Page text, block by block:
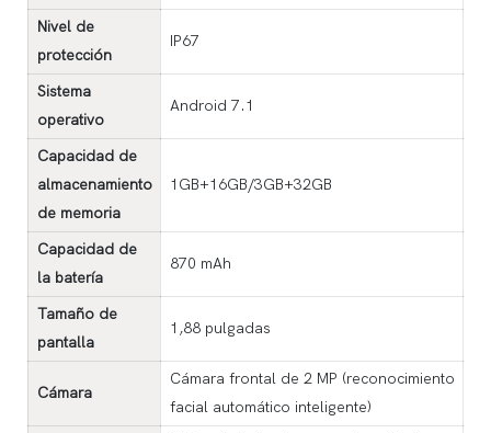
Nivel de
protección
IP67
Sistema
operativo
Android 7.1
Capacidad de
almacenamiento
de memoria
1GB+16GB/3GB+32GB
Capacidad de
la batería
870 mAh
Tamaño de
pantalla
1,88 pulgadas
Cámara
Cámara frontal de 2 MP (reconocimiento
facial automático inteligente)